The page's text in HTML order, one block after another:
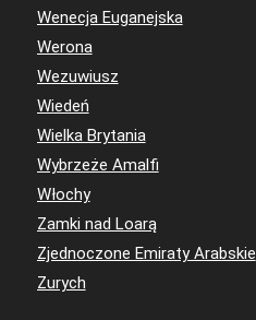
Wenecja Euganejska
Werona
Wezuwiusz
Wiedeń
Wielka Brytania
Wybrzeże Amalfi
Włochy
Zamki nad Loarą
Zjednoczone Emiraty Arabskie
Zurych